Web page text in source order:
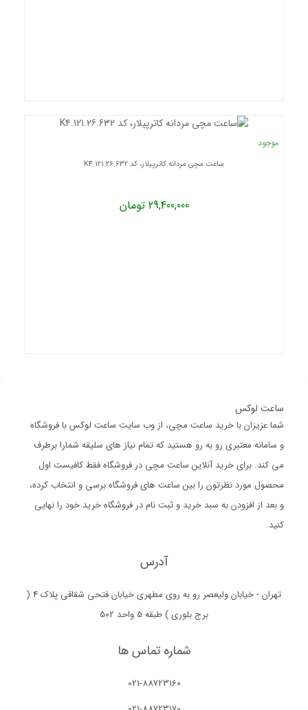
موجود
ساعت مچی مردانه کاترپیلار، کد K4.121.26.632
29,400,000 تومان
ساعت لوکس
شما عزیزان با خرید ساعت مچی، از وب سایت ساعت لوکس با فروشگاه
و سامانه معتبری رو به رو هستید که تمام نیاز های سلیقه شمارا برطرف
می کند. برای خرید آنلاین ساعت مچی در فروشگاه فقط کافیست اول
محصول مورد نظرتون را بین ساعت های فروشگاه برسی و انتخاب کرده،
و بعد از افزودن به سبد خرید و ثبت نام در فروشگاه خرید خود را نهایی
کنید.
آدرس
تهران - خیابان ولیعصر رو به روی مطهری خیابان فتحی شقاقی پلاک 4 (
برج بلوری ) طبقه 5 واحد 502
شماره تماس ها
021-88723160